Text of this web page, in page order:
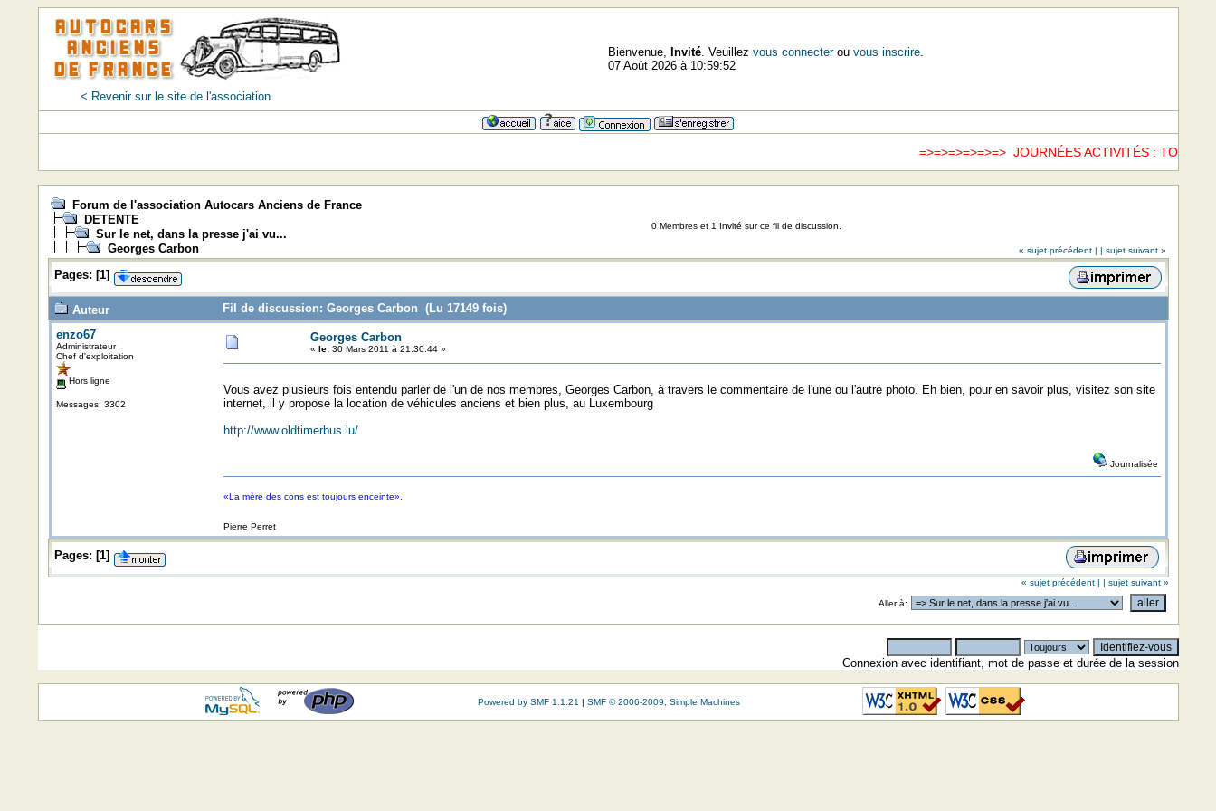
< Revenir sur le site de l'association
Bienvenue, Invité. Veuillez vous connecterou vous inscrire.
07 Août 2026 à 10:59:52
=>=>=>=>=>=> JOURNÉES ACTIVITÉS : TOUS
Forum de l'association Autocars Anciens de France
DETENTE
Sur le net, dans la presse j'ai vu...
Georges Carbon
0 Membres et 1 Invité sur ce fil de discussion.
« sujet précédent | | sujet suivant »
Pages: [1]
Auteur
Fil de discussion: Georges Carbon (Lu 17149 fois)
enzo67
Administrateur
Chef d'exploitation
Hors ligne
Messages: 3302
Georges Carbon
« le:30 Mars 2011 à 21:30:44 »
Vous avez plusieurs fois entendu parler de l'un de nos membres, Georges Carbon, à travers le commentaire de l'une ou l'autre photo. Eh bien, pour en savoir plus, visitez son site
internet, il y propose la location de véhicules anciens et bien plus, au Luxembourg
http://www.oldtimerbus.lu/
Journalisée
«La mère des cons est toujours enceinte».
Pierre Perret
Pages: [1]
« sujet précédent | | sujet suivant »
Aller à:
Connexion avec identifiant, mot de passe et durée de la session
Powered by SMF 1.1.21 | SMF © 2006-2009, Simple Machines